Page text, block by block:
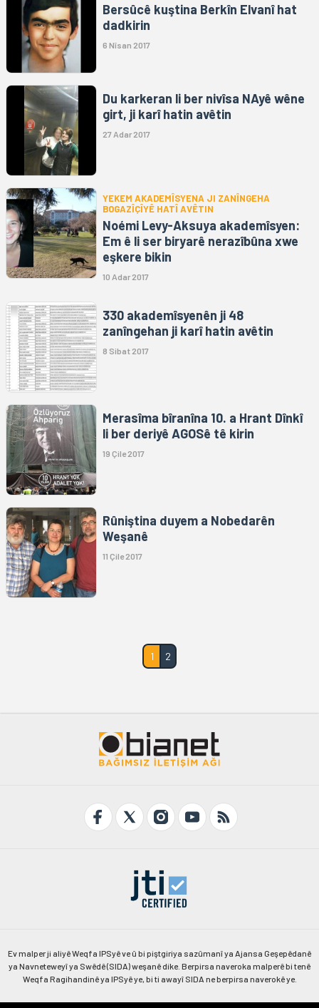
Bersûcê kuştina Berkîn Elvanî hat
dadkirin
6 Nîsan 2017
Du karkeran li ber nivîsa NAyê wêne
girt, ji karî hatin avêtin
27 Adar 2017
YEKEM AKADEMÎSYENA JI ZANÎNGEHA
BOGAZÎÇÎYÊ HATÎ AVÊTIN
Noémi Levy-Aksuya akademîsyen:
Em ê li ser biryarê nerazîbûna xwe
eşkere bikin
10 Adar 2017
330 akademîsyenên ji 48
zanîngehan ji karî hatin avêtin
8 Sibat 2017
Merasîma bîranîna 10. a Hrant Dînkî
li ber deriyê AGOSê tê kirin
19 Çile 2017
Rûniştina duyem a Nobedarên
Weşanê
11 Çile 2017
1 2
Ev malper ji aliyê Weqfa IPSyê ve û bi piştgiriya sazûmanî ya Ajansa Geşepêdanê
ya Navneteweyî ya Swêdê (SIDA) weşanê dike. Berpirsa naveroka malperê bi tenê
Weqfa Ragihandinê ya IPSyê ye, bi ti awayî SIDA ne berpirsa naverokê ye.